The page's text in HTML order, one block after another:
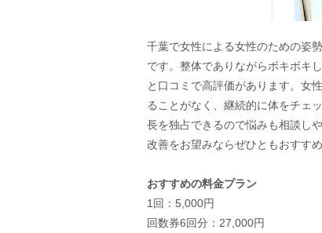
千葉で女性による女性のための姿
です。整体でありながらボキボキ
と口コミで高評価があります。女
ることがなく、継続的に体をチェ
長を独占できるので悩みも相談し
改善をお望みならぜひともおすす
おすすめの料金プラン
1回：5,000円
回数券6回分：27,000円